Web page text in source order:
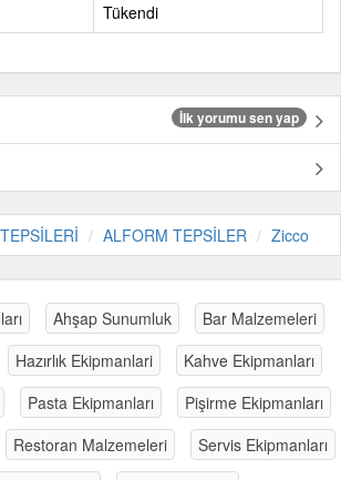
Tükendi
İlk yorumu sen yap
ALFORM TEPSİLER Zicco
Ahşap Sunumluk
Bar Malzemeleri
Hazırlık Ekipmanlari
Kahve Ekipmanları
Pasta Ekipmanları
Pişirme Ekipmanları
Restoran Malzemeleri
Servis Ekipmanları